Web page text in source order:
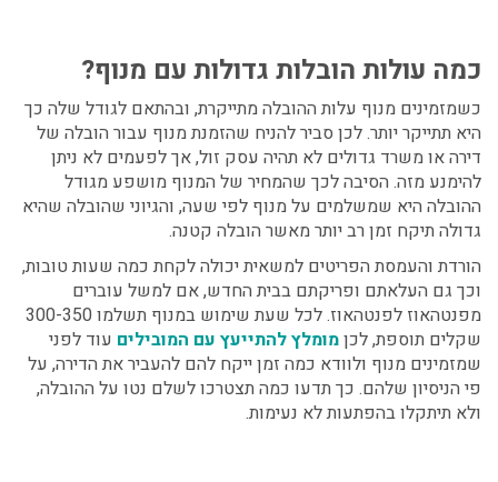
כמה עולות הובלות גדולות עם מנוף?
כשמזמינים מנוף עלות ההובלה מתייקרת, ובהתאם לגודל שלה כך
היא תתייקר יותר. לכן סביר להניח שהזמנת מנוף עבור הובלה של
דירה או משרד גדולים לא תהיה עסק זול, אך לפעמים לא ניתן
להימנע מזה. הסיבה לכך שהמחיר של המנוף מושפע מגודל
ההובלה היא שמשלמים על מנוף לפי שעה, והגיוני שהובלה שהיא
גדולה תיקח זמן רב יותר מאשר הובלה קטנה.
הורדת והעמסת הפריטים למשאית יכולה לקחת כמה שעות טובות,
וכך גם העלאתם ופריקתם בבית החדש, אם למשל עוברים
מפנטהאוז לפנטהאוז. לכל שעת שימוש במנוף תשלמו 300-350
שקלים תוספת, לכןמומלץ להתייעץ עם המובילים עוד לפני
שמזמינים מנוף ולוודא כמה זמן ייקח להם להעביר את הדירה, על
פי הניסיון שלהם. כך תדעו כמה תצטרכו לשלם נטו על ההובלה,
ולא תיתקלו בהפתעות לא נעימות.